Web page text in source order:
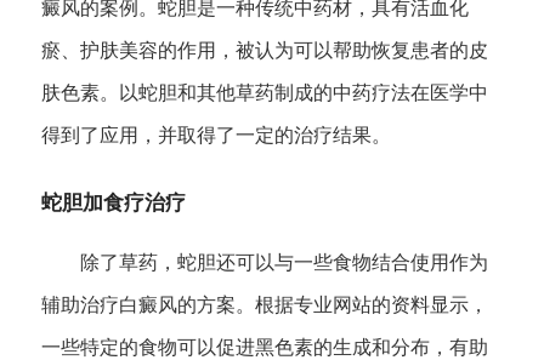
癜风的案例。蛇胆是一种传统中药材，具有活血化
瘀、护肤美容的作用，被认为可以帮助恢复患者的皮
肤色素。以蛇胆和其他草药制成的中药疗法在医学中
得到了应用，并取得了一定的治疗结果。
蛇胆加食疗治疗
除了草药，蛇胆还可以与一些食物结合使用作为
辅助治疗白癜风的方案。根据专业网站的资料显示，
一些特定的食物可以促进黑色素的生成和分布，有助